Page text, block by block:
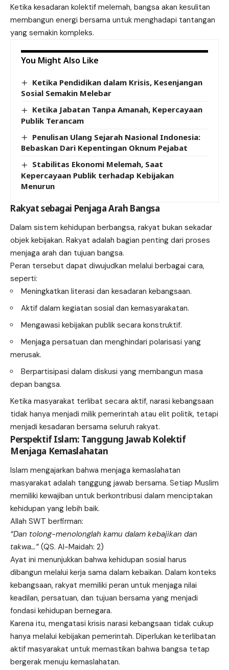
Ketika kesadaran kolektif melemah, bangsa akan kesulitan
membangun energi bersama untuk menghadapi tantangan
yang semakin kompleks.
You Might Also Like
Ketika Pendidikan dalam Krisis, Kesenjangan
Sosial Semakin Melebar
Ketika Jabatan Tanpa Amanah, Kepercayaan
Publik Terancam
Penulisan Ulang Sejarah Nasional Indonesia:
Bebaskan Dari Kepentingan Oknum Pejabat
Stabilitas Ekonomi Melemah, Saat
Kepercayaan Publik terhadap Kebijakan
Menurun
Rakyat sebagai Penjaga Arah Bangsa
Dalam sistem kehidupan berbangsa, rakyat bukan sekadar
objek kebijakan. Rakyat adalah bagian penting dari proses
menjaga arah dan tujuan bangsa.
Peran tersebut dapat diwujudkan melalui berbagai cara,
seperti:
Meningkatkan literasi dan kesadaran kebangsaan.
Aktif dalam kegiatan sosial dan kemasyarakatan.
Mengawasi kebijakan publik secara konstruktif.
Menjaga persatuan dan menghindari polarisasi yang
merusak.
Berpartisipasi dalam diskusi yang membangun masa
depan bangsa.
Ketika masyarakat terlibat secara aktif, narasi kebangsaan
tidak hanya menjadi milik pemerintah atau elit politik, tetapi
menjadi kesadaran bersama seluruh rakyat.
Perspektif Islam: Tanggung Jawab Kolektif
Menjaga Kemaslahatan
Islam mengajarkan bahwa menjaga kemaslahatan
masyarakat adalah tanggung jawab bersama. Setiap Muslim
memiliki kewajiban untuk berkontribusi dalam menciptakan
kehidupan yang lebih baik.
Allah SWT berfirman:
“Dan tolong-menolonglah kamu dalam kebajikan dan
takwa…” (QS. Al-Maidah: 2)
Ayat ini menunjukkan bahwa kehidupan sosial harus
dibangun melalui kerja sama dalam kebaikan. Dalam konteks
kebangsaan, rakyat memiliki peran untuk menjaga nilai
keadilan, persatuan, dan tujuan bersama yang menjadi
fondasi kehidupan bernegara.
Karena itu, mengatasi krisis narasi kebangsaan tidak cukup
hanya melalui kebijakan pemerintah. Diperlukan keterlibatan
aktif masyarakat untuk memastikan bahwa bangsa tetap
bergerak menuju kemaslahatan.